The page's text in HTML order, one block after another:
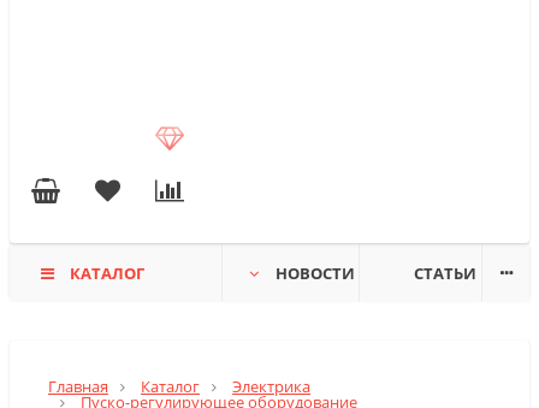
КАТАЛОГ НОВОСТИ СТАТЬИ
Главная Каталог Электрика
Пуско-регулирующее оборудование